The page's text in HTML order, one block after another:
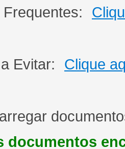
Evitar: Clique
documentos